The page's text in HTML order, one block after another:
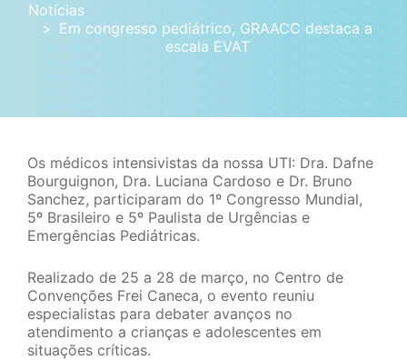
Notícias
Em congresso pediátrico, GRAACC destaca a
escala EVAT
Os médicos intensivistas da nossa UTI: Dra. Dafne
Bourguignon, Dra. Luciana Cardoso e Dr. Bruno
Sanchez, participaram do 1º Congresso Mundial,
5º Brasileiro e 5º Paulista de Urgências e
Emergências Pediátricas.
Realizado de 25 a 28 de março, no Centro de
Convenções Frei Caneca, o evento reuniu
especialistas para debater avanços no
atendimento a crianças e adolescentes em
situações críticas.